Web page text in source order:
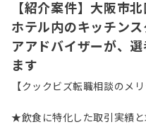
【紹介案件】大阪市
ホテル内のキッチン
アアドバイザーが、
ます
【クックビズ転職相談のメ
★飲食に特化した取引実績と